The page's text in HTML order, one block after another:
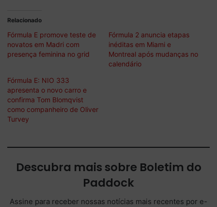
Relacionado
Fórmula E promove teste de
novatos em Madri com
presença feminina no grid
Fórmula 2 anuncia etapas
inéditas em Miami e
Montreal após mudanças no
calendário
Fórmula E: NIO 333
apresenta o novo carro e
confirma Tom Blomqvist
como companheiro de Oliver
Turvey
Descubra mais sobre Boletim do
Paddock
Assine para receber nossas notícias mais recentes por e-